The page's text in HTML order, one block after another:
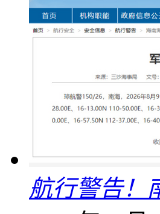
航行警告！